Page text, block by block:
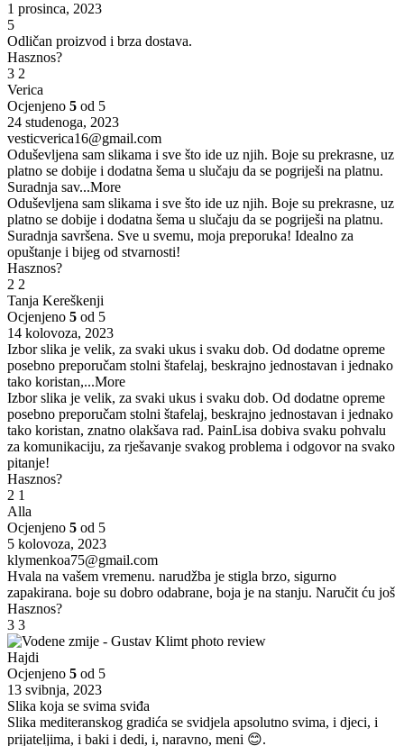
1 prosinca, 2023
5
Odličan proizvod i brza dostava.
Hasznos?
3 2
Verica
Ocjenjeno 5 od 5
24 studenoga, 2023
vesticverica16@gmail.com
Oduševljena sam slikama i sve što ide uz njih. Boje su prekrasne, uz
platno se dobije i dodatna šema u slučaju da se pogriješi na platnu.
Suradnja sav...More
Oduševljena sam slikama i sve što ide uz njih. Boje su prekrasne, uz
platno se dobije i dodatna šema u slučaju da se pogriješi na platnu.
Suradnja savršena. Sve u svemu, moja preporuka! Idealno za
opuštanje i bijeg od stvarnosti!
Hasznos?
2 2
Tanja Kereškenji
Ocjenjeno 5 od 5
14 kolovoza, 2023
Izbor slika je velik, za svaki ukus i svaku dob. Od dodatne opreme
posebno preporučam stolni štafelaj, beskrajno jednostavan i jednako
tako koristan,...More
Izbor slika je velik, za svaki ukus i svaku dob. Od dodatne opreme
posebno preporučam stolni štafelaj, beskrajno jednostavan i jednako
tako koristan, znatno olakšava rad. PainLisa dobiva svaku pohvalu
za komunikaciju, za rješavanje svakog problema i odgovor na svako
pitanje!
Hasznos?
2 1
Alla
Ocjenjeno 5 od 5
5 kolovoza, 2023
klymenkoa75@gmail.com
Hvala na vašem vremenu. narudžba je stigla brzo, sigurno
zapakirana. boje su dobro odabrane, boja je na stanju. Naručit ću još
Hasznos?
3 3
Hajdi
Ocjenjeno 5 od 5
13 svibnja, 2023
Slika koja se svima sviđa
Slika mediteranskog gradića se svidjela apsolutno svima, i djeci, i
prijateljima, i baki i dedi, i, naravno, meni 😊.